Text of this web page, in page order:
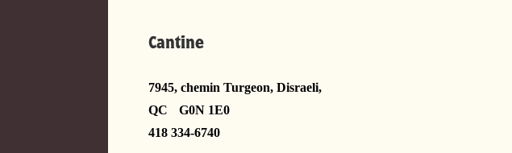
Cantine
7945, chemin Turgeon, Disraeli,
QC G0N 1E0
418 334-6740